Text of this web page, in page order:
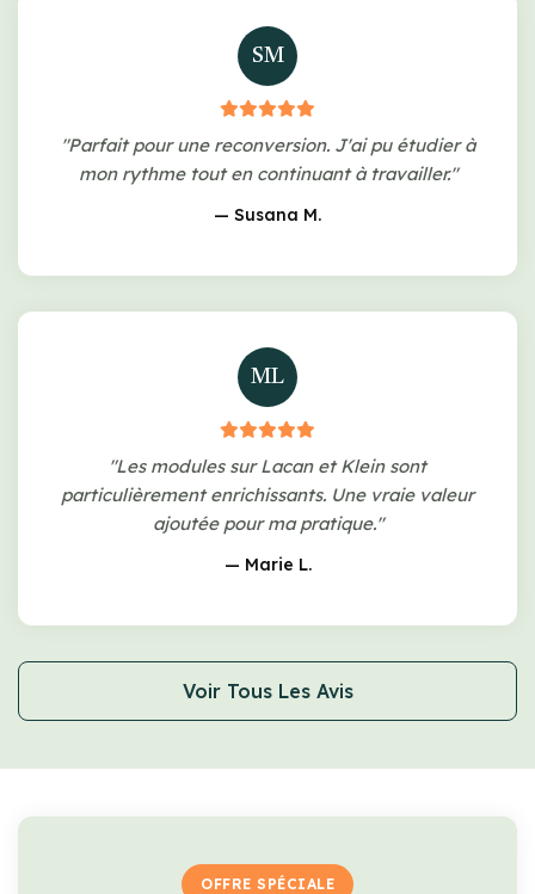
SM
"Parfait pour une reconversion. J'ai pu étudier à
mon rythme tout en continuant à travailler."
— Susana M.
ML
"Les modules sur Lacan et Klein sont
particulièrement enrichissants. Une vraie valeur
ajoutée pour ma pratique."
— Marie L.
Voir Tous Les Avis
OFFRE SPÉCIALE